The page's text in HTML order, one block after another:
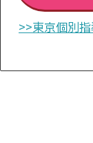
>>東京個別